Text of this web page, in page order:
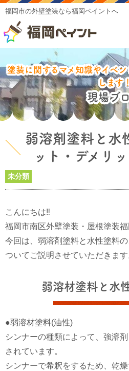
福岡市の外壁塗装なら福岡ペイントへ
塗装に関するマメ知識やイベ
します
現場ブ
弱溶剤塗料と水
ット・デメリ
未分類
こんにちは‼
福岡市南区外壁塗装・屋根塗装
今回は、弱溶剤塗料と水性塗料
ついてご説明させていただきます
弱溶材塗料と水
●弱溶材塗料(油性)
シンナーの種類によって、強溶
されています。
シンナーで希釈をするため、乾